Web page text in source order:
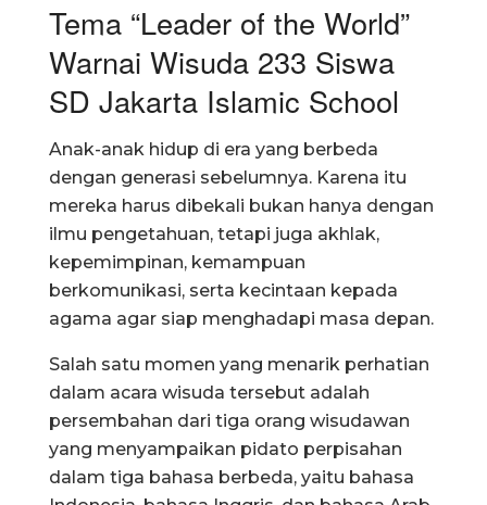
Tema “Leader of the World”
Warnai Wisuda 233 Siswa
SD Jakarta Islamic School
Anak-anak hidup di era yang berbeda
dengan generasi sebelumnya. Karena itu
mereka harus dibekali bukan hanya dengan
ilmu pengetahuan, tetapi juga akhlak,
kepemimpinan, kemampuan
berkomunikasi, serta kecintaan kepada
agama agar siap menghadapi masa depan.
Salah satu momen yang menarik perhatian
dalam acara wisuda tersebut adalah
persembahan dari tiga orang wisudawan
yang menyampaikan pidato perpisahan
dalam tiga bahasa berbeda, yaitu bahasa